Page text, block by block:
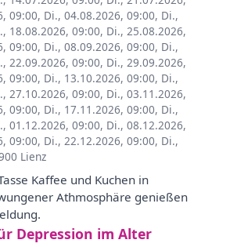
09:00, Di., 04.08.2026, 09:00, Di.,
18.08.2026, 09:00, Di., 25.08.2026,
09:00, Di., 08.09.2026, 09:00, Di.,
22.09.2026, 09:00, Di., 29.09.2026,
09:00, Di., 13.10.2026, 09:00, Di.,
27.10.2026, 09:00, Di., 03.11.2026,
09:00, Di., 17.11.2026, 09:00, Di.,
01.12.2026, 09:00, Di., 08.12.2026,
09:00, Di., 22.12.2026, 09:00, Di.,
Lienz
Kaffee und Kuchen in
Athmosphäre genießen
Depression im Alter